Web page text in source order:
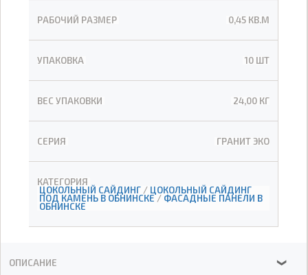
РАБОЧИЙ РАЗМЕР 0,45 КВ.М
УПАКОВКА 10 ШТ
ВЕС УПАКОВКИ 24,00 КГ
СЕРИЯ ГРАНИТ ЭКО
КАТЕГОРИЯ
ЦОКОЛЬНЫЙ САЙДИНГ / ЦОКОЛЬНЫЙ САЙДИНГ
ПОД КАМЕНЬ В ОБНИНСКЕ/ ФАСАДНЫЕ ПАНЕЛИ В
ОБНИНСКЕ
ОПИСАНИЕ ❯